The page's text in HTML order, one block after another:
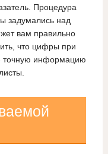
Процедура
задумались над
вам правильно
что цифры при
точную информацию